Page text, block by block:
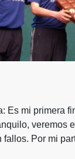
Es mi primera
veremos
fallos. Por mi